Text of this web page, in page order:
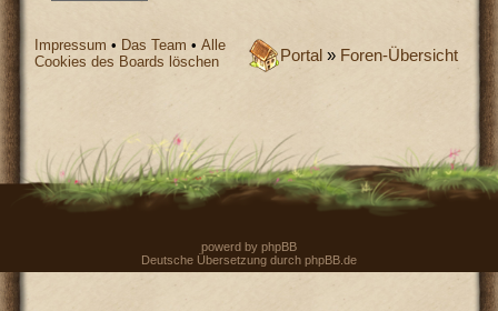
Portal » Foren-Übersicht
Impressum • Das Team •Alle
Cookies des Boards löschen
powerd by phpBB
Deutsche Übersetzung durch phpBB.de